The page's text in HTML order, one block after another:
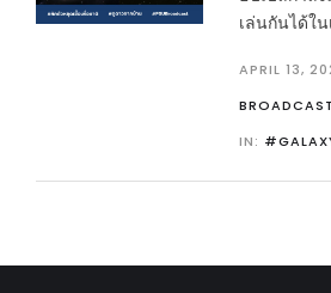
เล่นกันได้ใ
APRIL 13,
BROADCAST
IN: